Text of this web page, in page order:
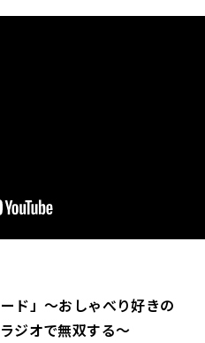
ド」～おしゃべり好きの
ジオで無双する～